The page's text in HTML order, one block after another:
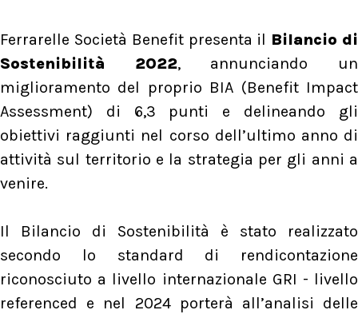
Ferrarelle Società Benefit presenta il Bilancio di
Sostenibilità 2022, annunciando un
miglioramento del proprio BIA (Benefit Impact
Assessment) di 6,3 punti e delineando gli
obiettivi raggiunti nel corso dell’ultimo anno di
attività sul territorio e la strategia per gli anni a
venire.
Il Bilancio di Sostenibilità è stato realizzato
secondo lo standard di rendicontazione
riconosciuto a livello internazionale GRI - livello
referenced e nel 2024 porterà all’analisi delle